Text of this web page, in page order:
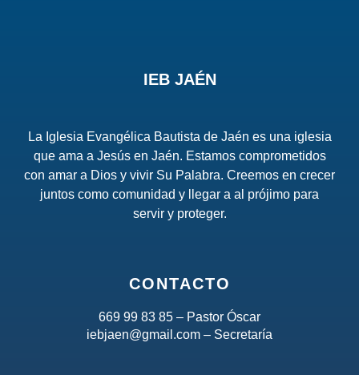
IEB JAÉN
La Iglesia Evangélica Bautista de Jaén es una iglesia
que ama a Jesús en Jaén. Estamos comprometidos
con amar a Dios y vivir Su Palabra. Creemos en crecer
juntos como comunidad y llegar a al prójimo para
servir y proteger.
CONTACTO
669 99 83 85 – Pastor Óscar
iebjaen@gmail.com – Secretaría